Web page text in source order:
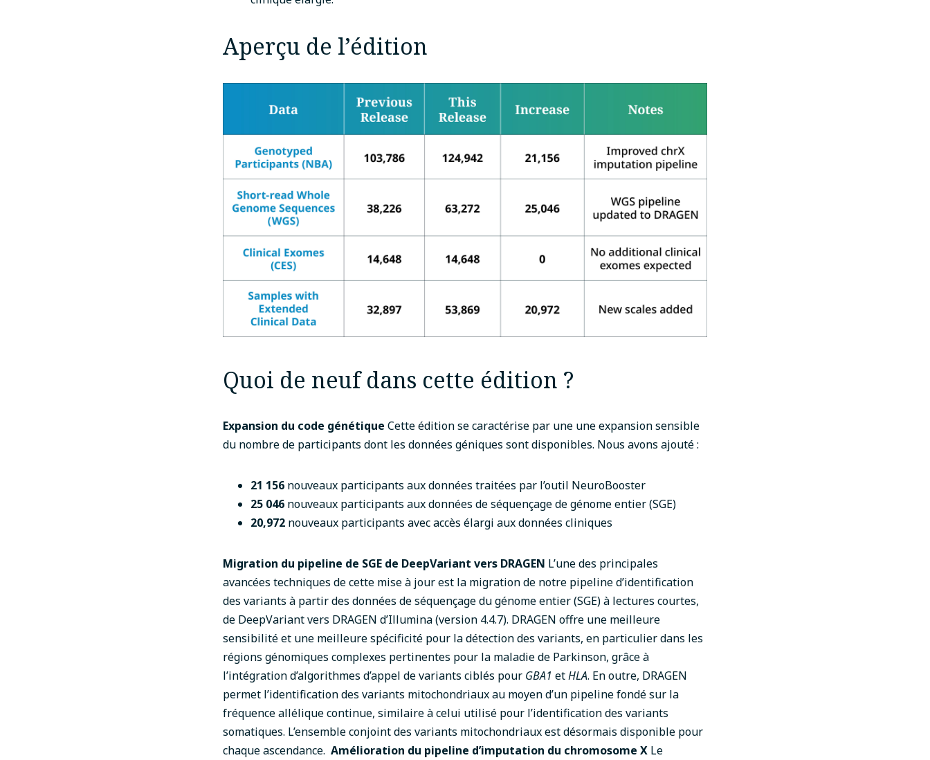
Aperçu de l’édition
Quoi de neuf dans cette édition ?
Expansion du code génétique Cette édition se caractérise par une une expansion sensible
du nombre de participants dont les données géniques sont disponibles. Nous avons ajouté :
21 156 nouveaux participants aux données traitées par l’outil NeuroBooster
25 046 nouveaux participants aux données de séquençage de génome entier (SGE)
20,972 nouveaux participants avecaccès élargi aux données cliniques
Migration du pipeline de SGE de DeepVariant vers DRAGEN L’une des principales
avancées techniques de cette mise à jour est la migration de notre pipeline d’identification
des variants à partir des données de séquençage du génome entier (SGE) à lectures courtes,
de DeepVariant vers DRAGEN d’Illumina (version 4.4.7). DRAGEN offre une meilleure
sensibilité et une meilleure spécificité pour la détection des variants, en particulier dans les
régions génomiques complexes pertinentes pour la maladie de Parkinson, grâce à
l’intégration d’algorithmes d’appel de variants ciblés pour GBA1 etHLA. En outre, DRAGEN
permet l’identification des variants mitochondriaux au moyen d’un pipeline fondé sur la
fréquence allélique continue, similaire à celui utilisé pour l’identification des variants
somatiques. L’ensemble conjoint des variants mitochondriaux est désormais disponible pour
chaque ascendance. Amélioration du pipeline d’imputation du chromosome X Le